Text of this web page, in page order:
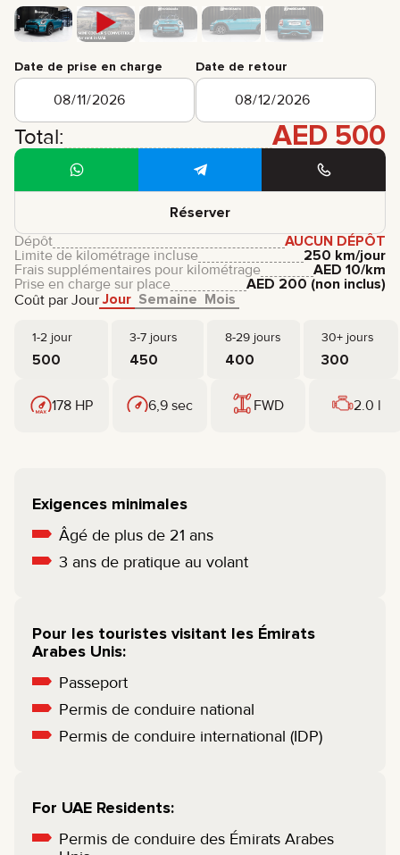
Date de prise en charge Date de retour
Total: AED 500
Réserver
Coût par Jour Jour Semaine Mois
1-2 jour 3-7 jours 8-29 jours 30+ jours
500 450 400 300
Dépôt
AUCUN DÉPÔT
Limite de kilométrage incluse
250 km/jour
Frais supplémentaires pour kilométrage
AED 10/km
Prise en charge sur place
AED 200 (non inclus)
178 HP 6,9 sec FWD 2.0 l
Exigences minimales
Âgé de plus de 21 ans
3 ans de pratique au volant
Pour les touristes visitant les Émirats
Arabes Unis:
Passeport
Permis de conduire national
Permis de conduire international (IDP)
For UAE Residents:
Permis de conduire des Émirats Arabes